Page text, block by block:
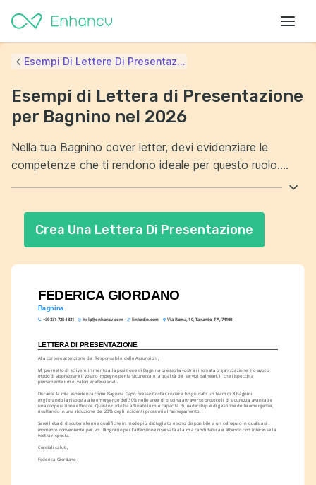
FEDERICA GIORDANO
Bagnina
+39 331 725 4831 help@enhancv.com linkedin.com Via Roma, 10, Taranto, TA, 74100
LETTERA DI PRESENTAZIONE
Alla cortese attenzione del Responsabile delle Assunzioni,
Mi permetto di scrivere in merito alla posizione di Bagnina presso la vostra rinomata organizzazione. Ho avuto
modo di apprezzare il vostro impegno per la sicurezza e la qualità dei servizi balneari, il che rispecchia
pienamente i miei valori professionali.
Durante la mia esperienza come Bagnina Capo presso Costa Crociere, ho guidato un team di 8 bagnini,
migliorando la risposta alle emergenze del 30% nelle aree di piscina attraverso protocolli di sicurezza avanzati e
una cooperazione efficace. Questo ruolo ha affinato le mie capacità di leadership e di gestione delle emergenze,
risultando in una riduzione del 20% degli incidenti prossimi all'annegamento.
Sarei lieta di discutere le mie qualifiche in modo più dettagliato e sono disponibile a un colloquio in qualsiasi
momento conveniente per voi. Ringrazio per l'attenzione riservata alla mia candidatura e attendo con interesse la
vostra risposta.
Cordiali saluti,
Federica Giordano
Esempi Di Lettere Di Presentaz...
Esempi di Lettera di Presentazione
per Bagnino nel 2026
Nella tua Bagnino cover letter, devi evidenziare le
competenze che ti rendono ideale per questo ruolo.
Assicurati di menzionare la tua esperienza precedente e
per il soccorso e l'assistenza ai bagnanti. Questo
dimostrerà il tuo impegno e la tua dedizione al lavoro.
Crea Una Lettera Di Presentazione